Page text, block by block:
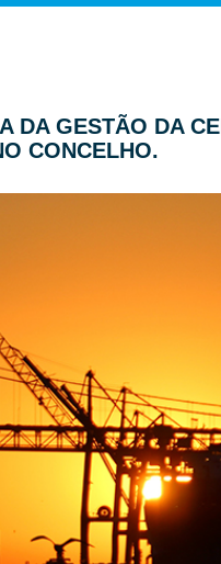
DA GESTÃO DA
CONCELHO.